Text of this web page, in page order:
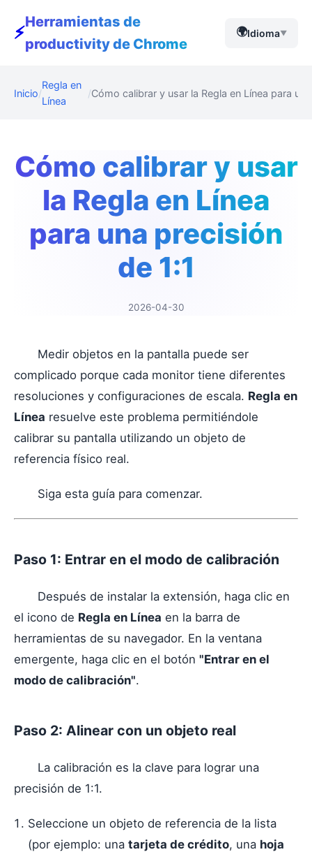
⚡
Herramientas de
productivity de Chrome
🌍Idioma▼
Inicio
Regla en
Línea
Cómo calibrar y usar la Regla en Línea para
Cómo calibrar y usar
la Regla en Línea
para una precisión
de 1:1
2026-04-30
Medir objetos en la pantalla puede ser
complicado porque cada monitor tiene diferentes
resoluciones y configuraciones de escala. Regla en
Línea resuelve este problema permitiéndole
calibrar su pantalla utilizando un objeto de
referencia físico real.
Siga esta guía para comenzar.
Paso 1: Entrar en el modo de calibración
Después de instalar la extensión, haga clic en
el icono de Regla en Línea en la barra de
herramientas de su navegador. En la ventana
emergente, haga clic en el botón "Entrar en el
modo de calibración".
Paso 2: Alinear con un objeto real
La calibración es la clave para lograr una
precisión de 1:1.
Seleccione un objeto de referencia de la lista
(por ejemplo: una tarjeta de crédito, una hoja